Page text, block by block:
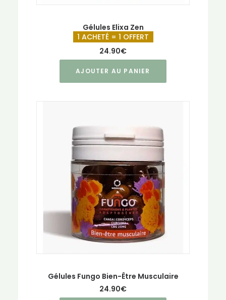
Gélules Elixa Zen
1 ACHETÉ = 1 OFFERT
24.90€
AJOUTER AU PANIER
Gélules Fungo Bien-Être Musculaire
24.90€